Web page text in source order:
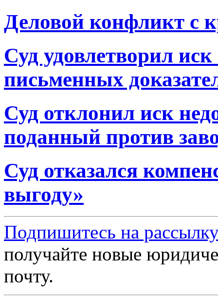
Деловой конфликт с
Суд удовлетворил
письменных
Суд отклонил иск
поданный против
Суд отказался
выгоду»
Подпишитесь на
получайте новые
почту.